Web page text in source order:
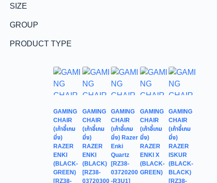
SIZE
GROUP
PRODUCT TYPE
GAMING
CHAIR
(เก้าอี้เกม
มิ่ง)
RAZER
ENKI
(BLACK-
GREEN)
[RZ38-
GAMING
CHAIR
(เก้าอี้เกม
มิ่ง)
RAZER
ENKI
(BLACK)
[RZ38-
03720300
GAMING
CHAIR
(เก้าอี้เกม
มิ่ง) Razer
Enki
Quartz
[RZ38-
03720200
-R3U1]
GAMING
CHAIR
(เก้าอี้เกม
มิ่ง)
RAZER
ENKI X
(BLACK-
GREEN)
GAMING
CHAIR
(เก้าอี้เกม
มิ่ง)
RAZER
ISKUR
(BLACK-
BLACK)
[RZ38-